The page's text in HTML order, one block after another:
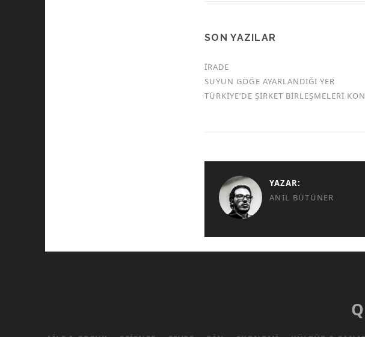
SON YAZILAR
İRADE
SUYUN GÖĞE AYARLANDIĞI YER
TÜRKİYE’DE ŞİRKET BİRLEŞMELERİ
YAZAR:
ANIL BÜTÜNER